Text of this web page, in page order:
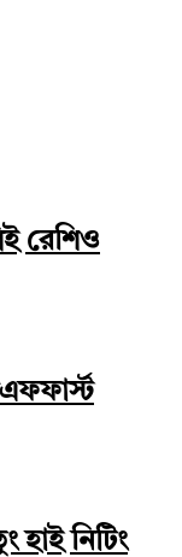
রেশিও
হাই নিটিং